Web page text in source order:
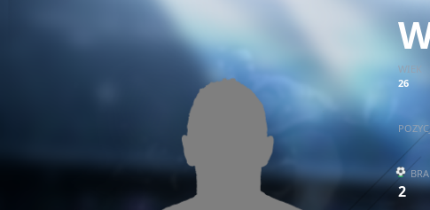
WIEK
26
2